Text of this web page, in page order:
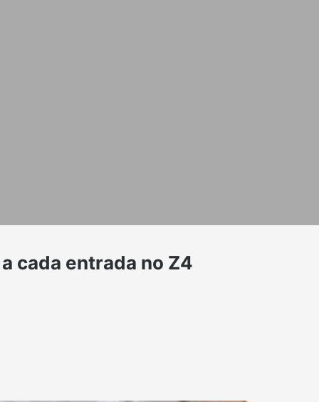
cada entrada no Z4